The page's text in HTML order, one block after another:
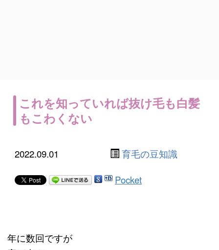
これを知っていれば抜け毛も白髪
もこわくない
2022.09.01 育毛の豆知識
Pocket
年に数回ですが